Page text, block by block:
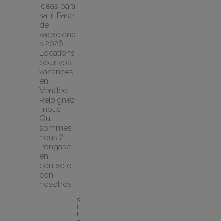
Ideas para
salir: Pase
de
vacacione
s 2026
Locations
pour vos
vacances
en
Vendée
Rejoignez
-nous
Qui
sommes
nous ?
Póngase
en
contacto
con
nosotros
S
i
t